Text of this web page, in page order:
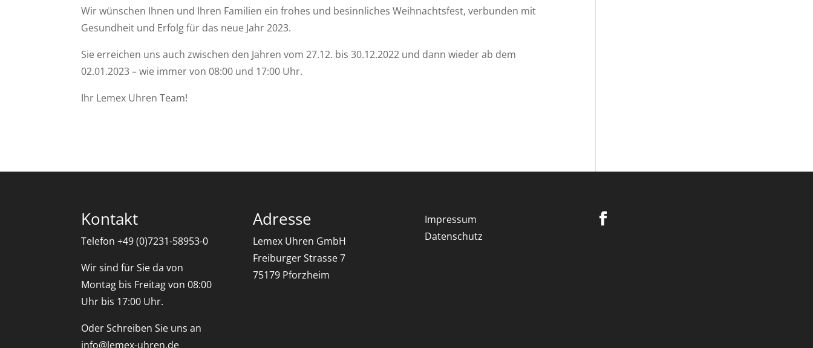
Wir wünschen Ihnen und Ihren Familien ein frohes und besinnliches Weihnachtsfest, verbunden mit
Gesundheit und Erfolg für das neue Jahr 2023.
Sie erreichen uns auch zwischen den Jahren vom 27.12. bis 30.12.2022 und dann wieder ab dem
02.01.2023 – wie immer von 08:00 und 17:00 Uhr.
Ihr Lemex Uhren Team!
Kontakt
Telefon +49 (0)7231-58953-0
Wir sind für Sie da von
Montag bis Freitag von 08:00
Uhr bis 17:00 Uhr.
Oder Schreiben Sie uns an
info@lemex-uhren.de
Adresse
Lemex Uhren GmbH
Freiburger Strasse 7
75179 Pforzheim
Impressum
Datenschutz